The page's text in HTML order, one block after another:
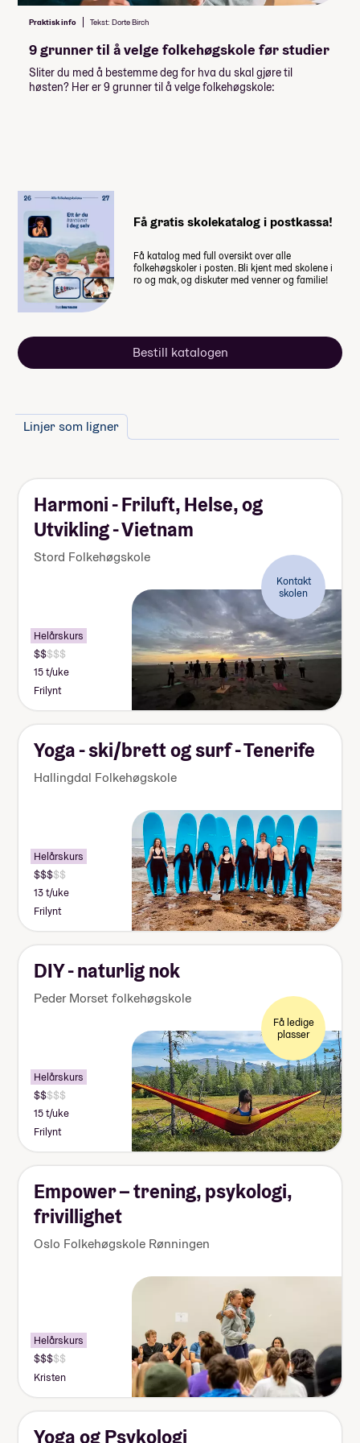
skolen.
Husk at du også trenger penger til
dette
Enkelte valgfag
Lommepenger.På bloggen
forteller fire elever hvor mye
lommepenger de brukte i løpet av
sitt år på folkehøgskole
Praktisk info Tekst: Dorte Birch
9 grunner til å velge folkehøgskole før studier
Sliter du med å bestemme deg for hva du skal gjøre til
høsten? Her er 9 grunner til å velge folkehøgskole:
Få gratis skolekatalog i postkassa!
Få katalog med full oversikt over alle
folkehøgskoler i posten. Bli kjent med skolene i
ro og mak, og diskuter med venner og familie!
Bestill katalogen
Linjer som ligner
Harmoni - Friluft, Helse, og
Utvikling - Vietnam
Stord Folkehøgskole
Kontakt
skolen
Helårskurs
15 t/uke
Frilynt
Yoga - ski/brett og surf - Tenerife
Hallingdal Folkehøgskole
Helårskurs
13 t/uke
Frilynt
DIY - naturlig nok
Peder Morset folkehøgskole
Få ledige
plasser
Helårskurs
15 t/uke
Frilynt
Empower – trening, psykologi,
frivillighet
Oslo Folkehøgskole Rønningen
Helårskurs
Kristen
Yoga og Psykologi